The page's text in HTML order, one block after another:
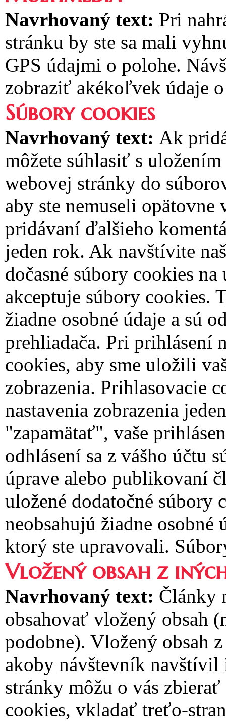
Navrhovaný text: Pri
stránku by ste sa mali
GPS údajmi o polohe.
zobraziť akékoľvek údaje
Súbory cookies
Navrhovaný text: Ak
môžete súhlasiť s
webovej stránky do
aby ste nemuseli
pridávaní ďalšieho
jeden rok. Ak navštívite
dočasné súbory cookies
akceptuje súbory cookies.
žiadne osobné údaje a sú
prehliadača. Pri prihlásení
cookies, aby sme uložili
zobrazenia. Prihlasovacie
nastavenia zobrazenia
"zapamätať", vaše
odhlásení sa z vášho účtu
úprave alebo publikovaní
uložené dodatočné súbory
neobsahujú žiadne
ktorý ste upravovali.
Vložený obsah z
Navrhovaný text: Články
obsahovať vložený obsah
podobne). Vložený obsah
akoby návštevník
stránky môžu o vás
cookies, vkladať treťo-